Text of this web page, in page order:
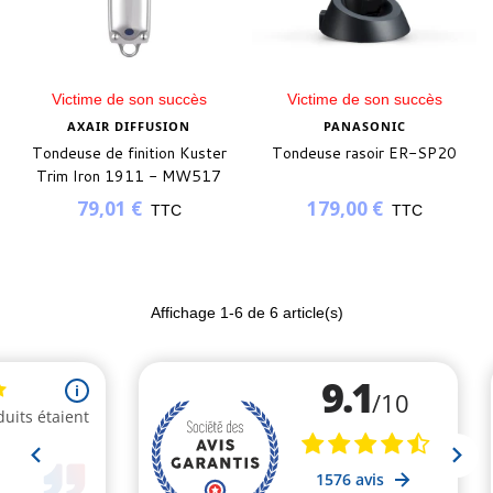
Victime de son succès
AXAIR DIFFUSION
Tondeuse de finition Kuster
Trim Iron 1911 - MW517
79,01 € TTC
Victime de son succès
PANASONIC
Tondeuse rasoir ER-SP20
179,00 € TTC
Affichage 1-6 de 6 article(s)